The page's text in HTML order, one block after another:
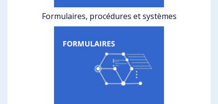
Formulaires, procédures et systèmes